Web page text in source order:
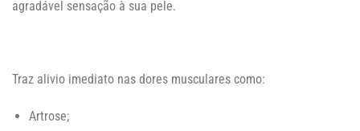
agradável sensação à sua pele.
Traz alivio imediato nas dores musculares como:
Artrose;